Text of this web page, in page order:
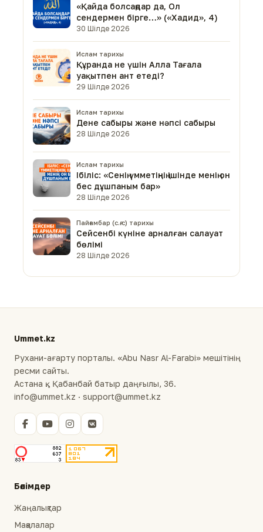
«Қайда болсаңдар да, Ол
сендермен бірге…» («Хадид», 4)
30 Шілде 2026
Ислам тарихы
Құранда не үшін Алла Тағала
уақытпен ант етеді?
29 Шілде 2026
Ислам тарихы
Дене сабыры және нәпсі сабыры
28 Шілде 2026
Ислам тарихы
Ібіліс: «Сенің үмметіңнің ішінде менің он
бес дұшпаным бар»
28 Шілде 2026
Пайғамбар (с.ғ.с) тарихы
Сейсенбі күніне арналған салауат
бөлімі
28 Шілде 2026
Ummet.kz
Рухани-ағарту порталы. «Abu Nasr Al-Farabi» мешітінің
ресми сайты.
Астана қ., Қабанбай батыр даңғылы, 36.
info@ummet.kz · support@ummet.kz
Бөлімдер
Жаңалықтар
Мақалалар